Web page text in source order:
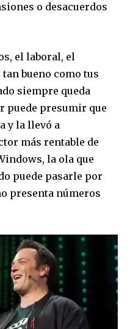
o desacuerdos
el laboral, el
bueno como tus
siempre queda
puede presumir que
y la llevó a
más rentable de
la ola que
puede pasarle por
presenta números